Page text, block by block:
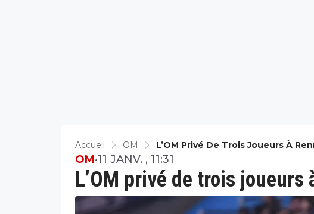
Accueil OM L’OM Privé De Trois Joueurs À
L’OM privé de trois joueurs
OM•11 JANV. , 11:31